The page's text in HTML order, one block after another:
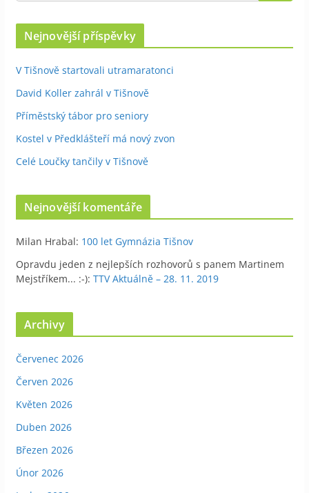
Nejnovější příspěvky
V Tišnově startovali utramaratonci
David Koller zahrál v Tišnově
Příměstský tábor pro seniory
Kostel v Předklášteří má nový zvon
Celé Loučky tančily v Tišnově
Nejnovější komentáře
Milan Hrabal: 100 let Gymnázia Tišnov
Opravdu jeden z nejlepších rozhovorů s panem Martinem
Mejstříkem... :-): TTV Aktuálně – 28. 11. 2019
Archivy
Červenec 2026
Červen 2026
Květen 2026
Duben 2026
Březen 2026
Únor 2026